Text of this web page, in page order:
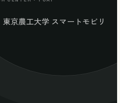
京農工大学 スマートモビリ